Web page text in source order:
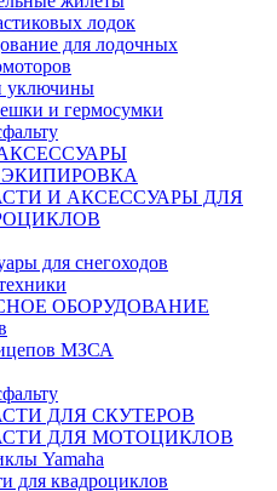
лодок
для лодочных
уключины
и гермосумки
И АКСЕССУАРЫ ДЛЯ
для снегоходов
ОБОРУДОВАНИЕ
МЗСА
ДЛЯ СКУТЕРОВ
ДЛЯ МОТОЦИКЛОВ
Yamaha
для квадроциклов